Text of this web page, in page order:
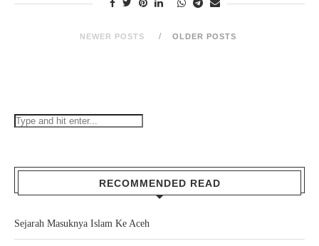
NEWER POSTS OLDER POSTS
RECOMMENDED READ
Sejarah Masuknya Islam Ke Aceh